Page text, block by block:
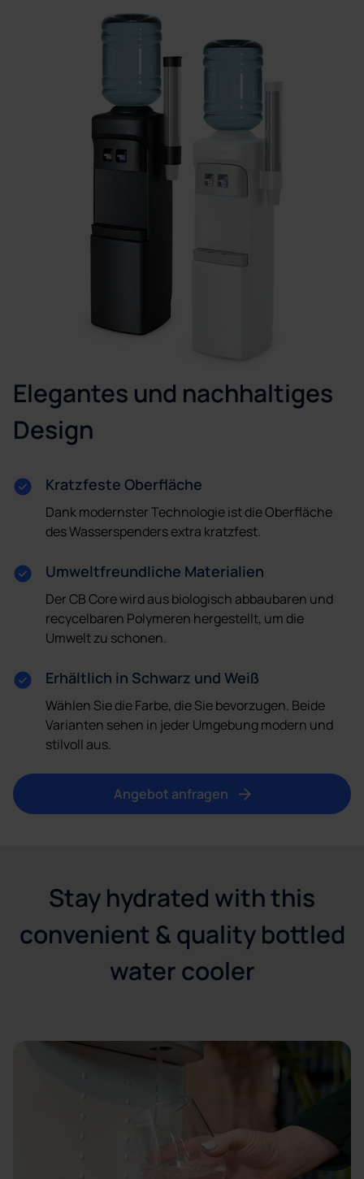
Elegantes und nachhaltiges
Design
Kratzfeste Oberfläche
Dank modernster Technologie ist die Oberfläche
des Wasserspenders extra kratzfest.
Umweltfreundliche Materialien
Der CB Core wird aus biologisch abbaubaren und
recycelbaren Polymeren hergestellt, um die
Umwelt zu schonen.
Erhältlich in Schwarz und Weiß
Wählen Sie die Farbe, die Sie bevorzugen. Beide
Varianten sehen in jeder Umgebung modern und
stilvoll aus.
Angebot anfragen
Stay hydrated with this
convenient & quality bottled
water cooler